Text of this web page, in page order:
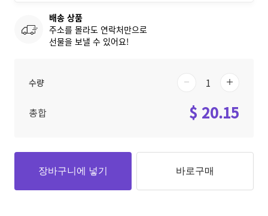
배송 상품
주소를 몰라도 연락처만으로
선물을 보낼 수 있어요!
수량
총합 $ 20.15
장바구니에 넣기 바로구매